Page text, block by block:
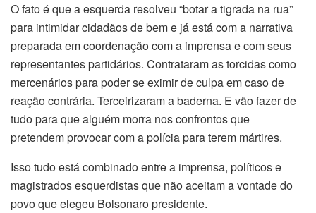
O fato é que a esquerda resolveu “botar a tigrada na rua”
para intimidar cidadãos de bem e já está com a narrativa
preparada em coordenação com a imprensa e com seus
representantes partidários. Contrataram as torcidas como
mercenários para poder se eximir de culpa em caso de
reação contrária. Terceirizaram a baderna. E vão fazer de
tudo para que alguém morra nos confrontos que
pretendem provocar com a polícia para terem mártires.
Isso tudo está combinado entre a imprensa, políticos e
magistrados esquerdistas que não aceitam a vontade do
povo que elegeu Bolsonaro presidente.